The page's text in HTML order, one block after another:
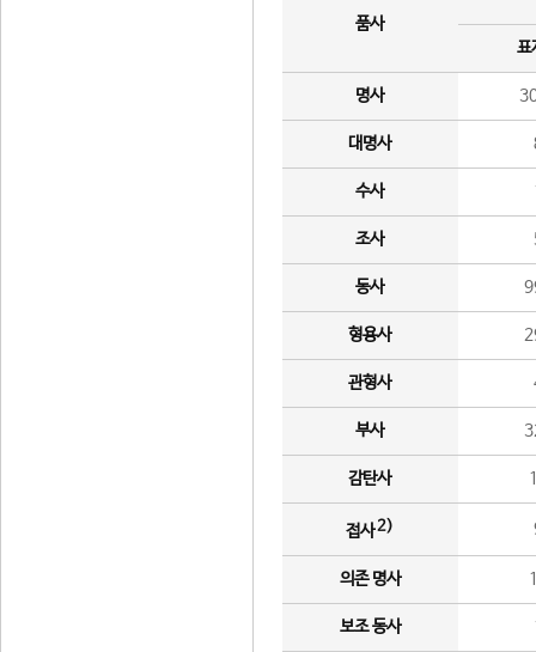
품사
표
명사
대명사
수사
조사
동사
형용사
관형사
부사
감탄사
접사2)
의존 명사
보조 동사